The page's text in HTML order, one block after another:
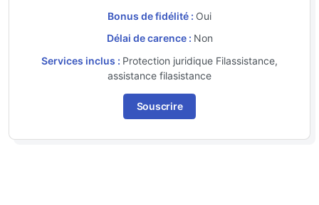
Bonus de fidélité : Oui
Délai de carence : Non
Services inclus : Protection juridique Filassistance,
assistance filasistance
Souscrire